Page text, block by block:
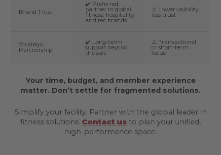
Brand Trust
✔️ Preferred
partner to global
fitness, hospitality,
and rec brands
⚠️ Lower visibility,
less trust
Strategic
Partnership
✔️ Long-term
support beyond
the sale
⚠️ Transactional
or short-term
focus
Your time, budget, and member experience
matter. Don’t settle for fragmented solutions.
Simplify your facility. Partner with the global leader in
fitness solutions. Contact us to plan your unified,
high-performance space.